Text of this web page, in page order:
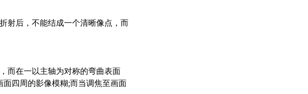
后，不能结成一个清晰像点，而
而在一以主轴为对称的弯曲表面
四周的影像模糊;而当调焦至画面